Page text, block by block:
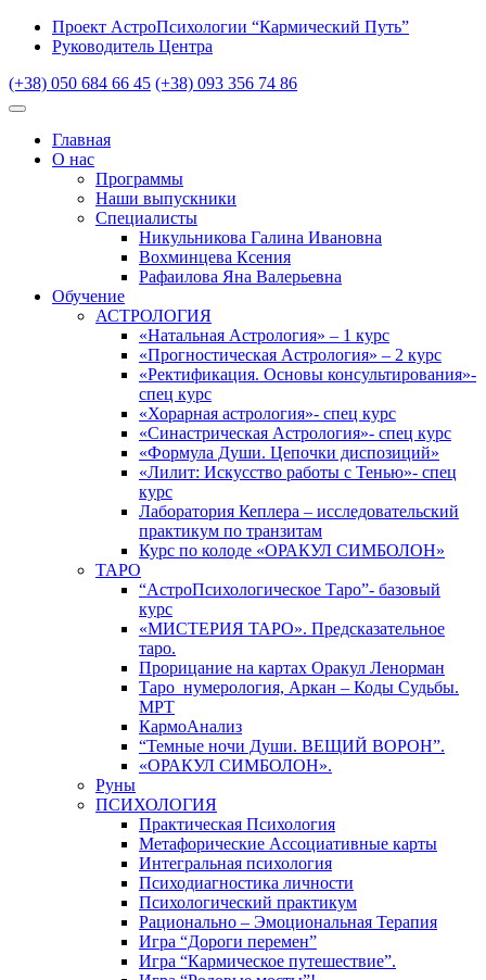
Проект АстроПсихологии “Кармический Путь”
Руководитель Центра
(+38) 050 684 66 45 (+38) 093 356 74 86
Главная
О нас
Программы
Наши выпускники
Специалисты
Никульникова Галина Ивановна
Вохминцева Ксения
Рафаилова Яна Валерьевна
Обучение
АСТРОЛОГИЯ
«Натальная Астрология» – 1 курс
«Прогностическая Астрология» – 2 курс
«Ректификация. Основы консультирования»-
спец курс
«Хорарная астрология»- спец курс
«Синастрическая Астрология»- спец курс
«Формула Души. Цепочки диспозиций»
«Лилит: Искусство работы с Тенью»- спец
курс
Лаборатория Кеплера – исследовательский
практикум по транзитам
Курс по колоде «ОРАКУЛ СИМБОЛОН»
ТАРО
“АстроПсихологическое Таро”- базовый
курс
«МИСТЕРИЯ ТАРО». Предсказательное
таро.
Прорицание на картах Оракул Ленорман
Таро_нумерология, Аркан – Коды Судьбы.
МРТ
КармоАнализ
“Темные ночи Души. ВЕЩИЙ ВОРОН”.
«ОРАКУЛ СИМБОЛОН».
Руны
ПСИХОЛОГИЯ
Практическая Психология
Метафорические Ассоциативные карты
Интегральная психология
Психодиагностика личности
Психологический практикум
Рационально – Эмоциональная Терапия
Игра “Дороги перемен”
Игра “Кармическое путешествие”.